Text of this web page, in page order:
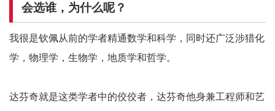
会选谁，为什么呢？
我很是钦佩从前的学者精通数学和科学，同时还广泛涉猎化
学，物理学，生物学，地质学和哲学。
达芬奇就是这类学者中的佼佼者，达芬奇他身兼工程师和艺